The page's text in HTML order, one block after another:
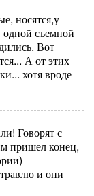
носятся,у
съемной
Вот
А от этих
хотя вроде
Говорят с
пришел конец,
и они